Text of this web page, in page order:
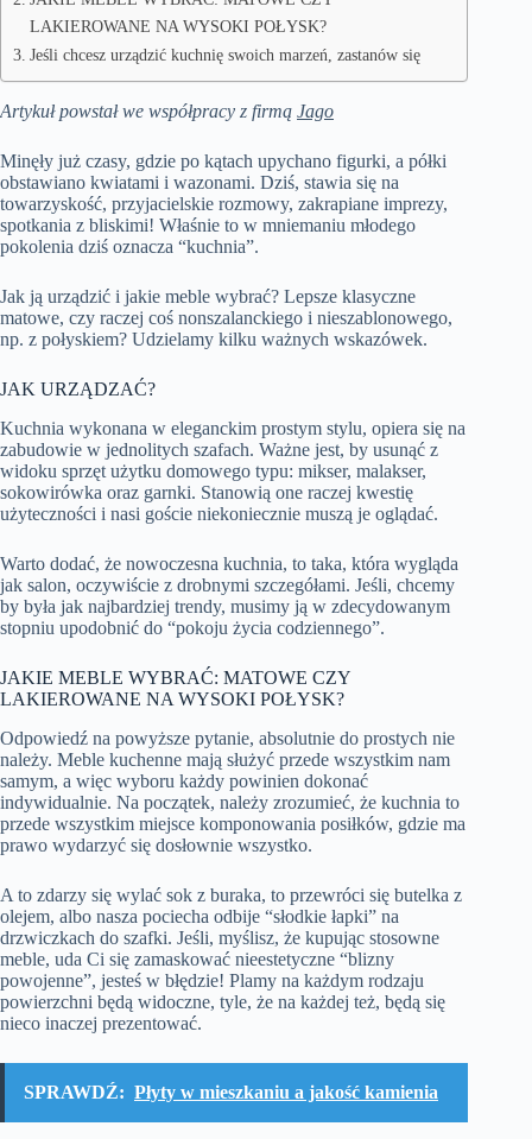
LAKIEROWANE NA WYSOKI POŁYSK?
Jeśli chcesz urządzić kuchnię swoich marzeń, zastanów się
Artykuł powstał we współpracy z firmą Jago
Minęły już czasy, gdzie po kątach upychano figurki, a półki
obstawiano kwiatami i wazonami. Dziś, stawia się na
towarzyskość, przyjacielskie rozmowy, zakrapiane imprezy,
spotkania z bliskimi! Właśnie to w mniemaniu młodego
pokolenia dziś oznacza “kuchnia”.
Jak ją urządzić i jakie meble wybrać? Lepsze klasyczne
matowe, czy raczej coś nonszalanckiego i nieszablonowego,
np. z połyskiem? Udzielamy kilku ważnych wskazówek.
JAK URZĄDZAĆ?
Kuchnia wykonana w eleganckim prostym stylu, opiera się na
zabudowie w jednolitych szafach. Ważne jest, by usunąć z
widoku sprzęt użytku domowego typu: mikser, malakser,
sokowirówka oraz garnki. Stanowią one raczej kwestię
użyteczności i nasi goście niekoniecznie muszą je oglądać.
Warto dodać, że nowoczesna kuchnia, to taka, która wygląda
jak salon, oczywiście z drobnymi szczegółami. Jeśli, chcemy
by była jak najbardziej trendy, musimy ją w zdecydowanym
stopniu upodobnić do “pokoju życia codziennego”.
JAKIE MEBLE WYBRAĆ: MATOWE CZY
LAKIEROWANE NA WYSOKI POŁYSK?
Odpowiedź na powyższe pytanie, absolutnie do prostych nie
należy. Meble kuchenne mają służyć przede wszystkim nam
samym, a więc wyboru każdy powinien dokonać
indywidualnie. Na początek, należy zrozumieć, że kuchnia to
przede wszystkim miejsce komponowania posiłków, gdzie ma
prawo wydarzyć się dosłownie wszystko.
A to zdarzy się wylać sok z buraka, to przewróci się butelka z
olejem, albo nasza pociecha odbije “słodkie łapki” na
drzwiczkach do szafki. Jeśli, myślisz, że kupując stosowne
meble, uda Ci się zamaskować nieestetyczne “blizny
powojenne”, jesteś w błędzie! Plamy na każdym rodzaju
powierzchni będą widoczne, tyle, że na każdej też, będą się
nieco inaczej prezentować.
SPRAWDŹ: Płyty w mieszkaniu a jakość kamienia